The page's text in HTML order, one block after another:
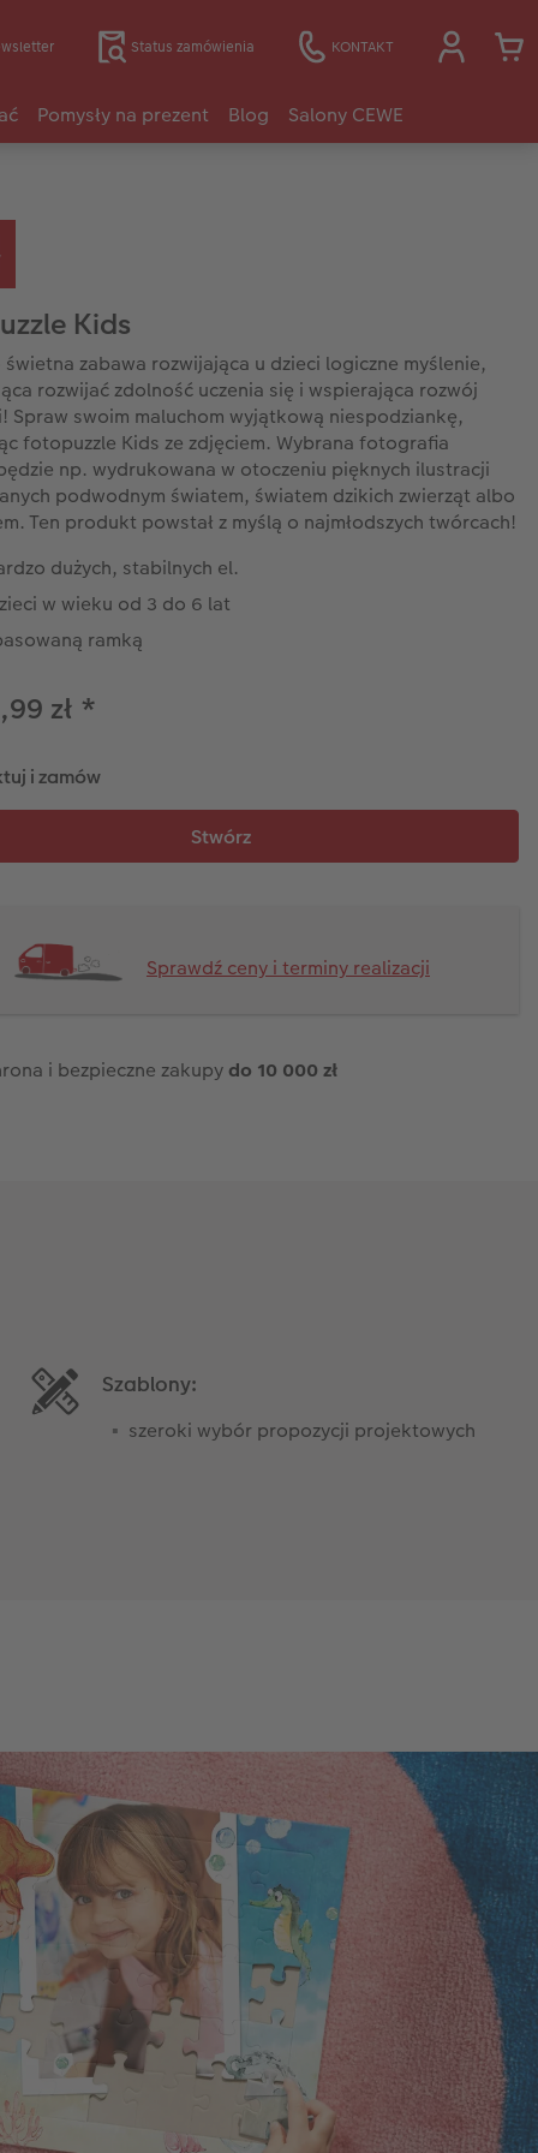
Status zamówienia KONTAKT
Pomysły na prezent Blog Salony CEWE
Kids
świetna zabawa rozwijająca u dzieci logiczne myślenie,
rozwijać zdolność uczenia się i wspierająca rozwój
Spraw swoim maluchom wyjątkową niespodziankę,
fotopuzzle Kids ze zdjęciem. Wybrana fotografia
np. wydrukowana w otoczeniu pięknych ilustracji
podwodnym światem, światem dzikich zwierząt albo
Ten produkt powstał z myślą o najmłodszych twórcach!
dużych, stabilnych el.
w wieku od 3 do 6 lat
ramką
zł *
i zamów
Sprawdź ceny i terminy realizacji
i bezpieczne zakupy do 10 000 zł
Szablony:
szeroki wybór propozycji projektowych